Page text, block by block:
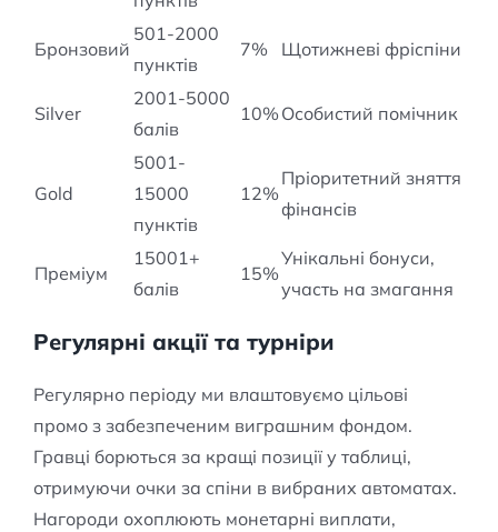
Бронзовий
501-2000
пунктів
7% Щотижневі фріспіни
Silver
2001-5000
балів
10%Особистий помічник
Gold
5001-
15000
пунктів
12%
Пріоритетний зняття
фінансів
Преміум
15001+
балів
15%
Унікальні бонуси,
участь на змагання
Регулярні акції та турніри
Регулярно періоду ми влаштовуємо цільові
промо з забезпеченим виграшним фондом.
Гравці борються за кращі позиції у таблиці,
отримуючи очки за спіни в вибраних автоматах.
Нагороди охоплюють монетарні виплати,